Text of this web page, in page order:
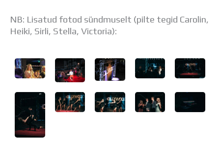
Õppekava
Ainepassid
Distantsõpe
Kodukord
ÜLDINFO
Sisseastumine
Meie kool
Dokumendid
NB: Lisatud fotod sündmuselt (pilte tegid Carolin,
Heiki, Sirli, Stella, Victoria):